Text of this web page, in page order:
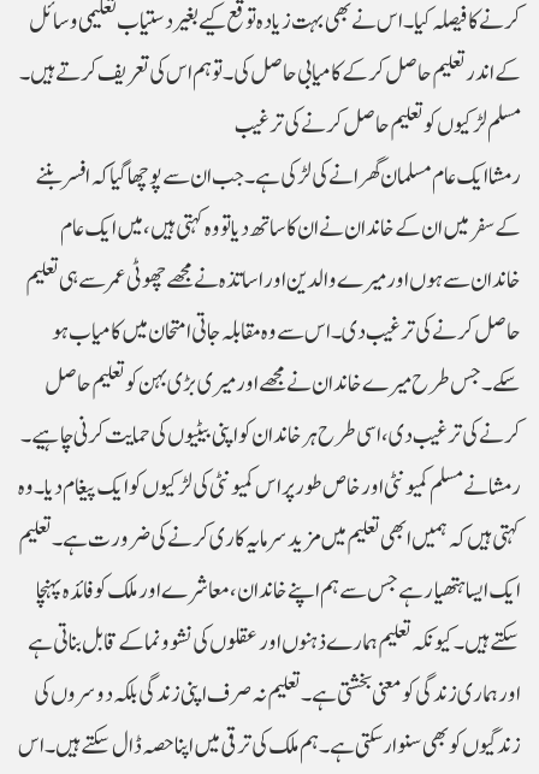
کرنے کا فیصلہ کیا۔ اس نے بھی بہت زیادہ توقع کیے بغیر دستیاب تعلیمی وسائل
کے اندر تعلیم حاصل کرکے کامیابی حاصل کی۔ تو ہم اس کی تعریف کرتے ہیں۔
رمشا ایک عام مسلمان گھرانے کی لڑکی ہے۔ جب ان سے پوچھا گیا کہ افسر بننے
کے سفر میں ان کے خاندان نے ان کا ساتھ دیا تو وہ کہتی ہیں، میں ایک عام
خاندان سے ہوں اور میرے والدین اور اساتذہ نے مجھے چھوٹی عمر سے ہی تعلیم
حاصل کرنے کی ترغیب دی۔ اس سے وہ مقابلہ جاتی امتحان میں کامیاب ہو
سکے۔ جس طرح میرے خاندان نے مجھے اور میری بڑی بہن کو تعلیم حاصل
کرنے کی ترغیب دی، اسی طرح ہر خاندان کو اپنی بیٹیوں کی حمایت کرنی چاہیے۔
رمشا نے مسلم کمیونٹی اور خاص طور پر اس کمیونٹی کی لڑکیوں کو ایک پیغام دیا۔ وہ
کہتی ہیں کہ ہمیں ابھی تعلیم میں مزید سرمایہ کاری کرنے کی ضرورت ہے۔ تعلیم
ایک ایسا ہتھیار ہے جس سے ہم اپنے خاندان، معاشرے اور ملک کو فائدہ پہنچا
سکتے ہیں۔ کیونکہ تعلیم ہمارے ذہنوں اور عقلوں کی نشوونما کے قابل بناتی ہے
اور ہماری زندگی کو معنی بخشتی ہے۔ تعلیم نہ صرف اپنی زندگی بلکہ دوسروں کی
زندگیوں کو بھی سنوار سکتی ہے۔ ہم ملک کی ترقی میں اپنا حصہ ڈال سکتے ہیں۔ اس